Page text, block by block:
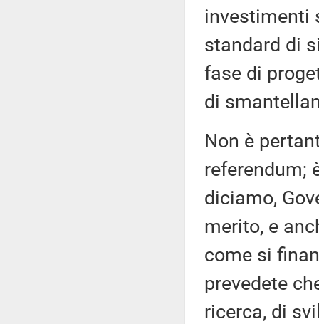
investimenti
standard di
fase di
di
Non è
referendum;
diciamo,
merito, e
come si
prevedete
ricerca, di